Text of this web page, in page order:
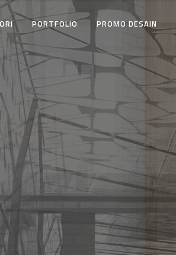
PORTFOLIO PROMO DESAIN